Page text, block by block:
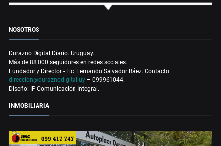
NOSOTROS
Durazno Digital Diario. Uruguay.
Más de 88.000 seguidores en redes sociales.
Fundador y Director - Lic. Fernando Salvador Báez. Contacto:
direccion@duraznodigital.uy – 099961044.
Diseño: IP Comunicación Integral.
INMOBILIARIA